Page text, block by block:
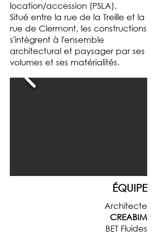
location/accession (PSLA).
Situé entre la rue de la Treille et la
rue de Clermont, les constructions
s'intègrent à l'ensemble
architectural et paysager par ses
volumes et ses matérialités.
ÉQUIPE
Architecte
CREABIM
BET Fluides